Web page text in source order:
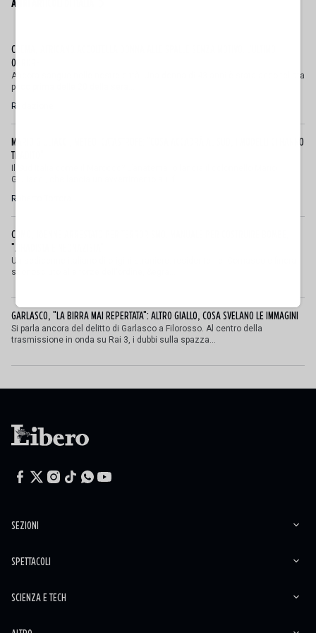
ALTRI ARTICOLI DI ITALIA
CREMA, AFRICANO ACCOLTELLA DONNA ALLE SPALLE SENZA MOTIVO: L'ULTIMO
ORRORE
Ancora sangue nelle nostre città. Una donna di 43 anni è stata accoltellata
poco prima delle 20 della sera...
Redazione
MARIO GIULIACCI, METEO-CATASTROFE: "COSA ACCADRÀ AL SUD, I MODELLI CI HANNO
TRADITO"
Il Sud Italia come il Marocco? L’anatema lo lancia il colonnello Mario
Giuliacci, che lancia un avvertimento sul f...
Roberto Tortora
COMO, 16ENNE ARRESTATO PER TERRORISMO: MANUALE PER COSTRUIRE BOMBE,
"JIHADISTA E NEONAZISTA"
Un sedicenne italiano di origini straniere, residente nel Comasco e finora
sconosciuto alle forze dell'ordine, &egra...
GARLASCO, "LA BIRRA MAI REPERTATA": ALTRO GIALLO, COSA SVELANO LE IMMAGINI
Si parla ancora del delitto di Garlasco a Filorosso. Al centro della
trasmissione in onda su Rai 3, i dubbi sulla spazza...
SEZIONI
SPETTACOLI
SCIENZA E TECH